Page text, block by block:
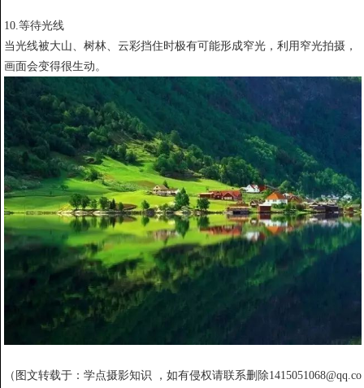
10.等待光线
当光线被大山、树林、云彩挡住时极有可能形成窄光，利用窄光拍摄，
画面会变得很生动。
（图文转载于： 学点摄影知识 ，如有侵权请联系删除1415051068@qq.co